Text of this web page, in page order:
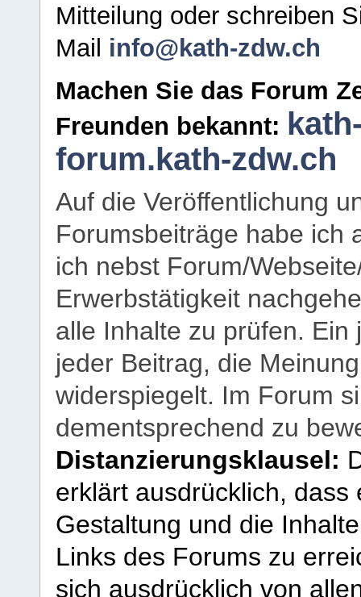
Mitteilung oder schreiben
Mail info@kath-zdw.ch
Machen Sie das Forum
Freunden bekannt:
forum.kath-zdw.ch
Auf die Veröffentlichung
Forumsbeiträge habe ich
ich nebst Forum/
Erwerbstätigkeit
alle Inhalte zu prüfen.
jeder Beitrag, die
widerspiegelt. Im Forum
dementsprechend zu
Distanzierungsklausel:
erklärt ausdrücklich,
Gestaltung und die
Links des Forums zu
sich ausdrücklich von